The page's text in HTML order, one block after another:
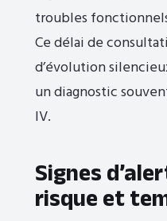
troubles
Ce délai de
d’évolution
un diagnostic
IV.
Signes
risque et